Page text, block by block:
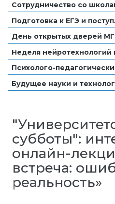
Сотрудничество со
Подготовка к ЕГЭ и
День открытых дверей
Неделя нейротехнологий
Психолого-
Будущее науки и
субботы":
онлайн-
встреча:
реальность»